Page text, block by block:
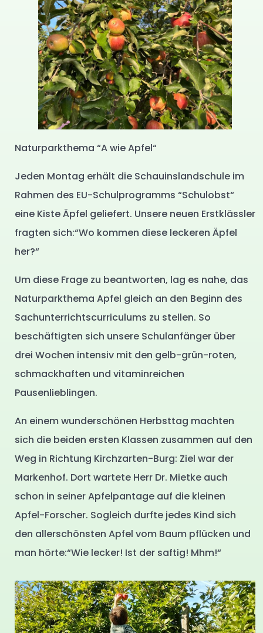
Naturparkthema “A wie Apfel“
Jeden Montag erhält die Schauinslandschule im
Rahmen des EU-Schulprogramms “Schulobst“
eine Kiste Äpfel geliefert. Unsere neuen Erstklässler
fragten sich:“Wo kommen diese leckeren Äpfel
her?“
Um diese Frage zu beantworten, lag es nahe, das
Naturparkthema Apfel gleich an den Beginn des
Sachunterrichtscurriculums zu stellen. So
beschäftigten sich unsere Schulanfänger über
drei Wochen intensiv mit den gelb-grün-roten,
schmackhaften und vitaminreichen
Pausenlieblingen.
An einem wunderschönen Herbsttag machten
sich die beiden ersten Klassen zusammen auf den
Weg in Richtung Kirchzarten-Burg: Ziel war der
Markenhof. Dort wartete Herr Dr. Mietke auch
schon in seiner Apfelpantage auf die kleinen
Apfel-Forscher. Sogleich durfte jedes Kind sich
den allerschönsten Apfel vom Baum pflücken und
man hörte:“Wie lecker! Ist der saftig! Mhm!“